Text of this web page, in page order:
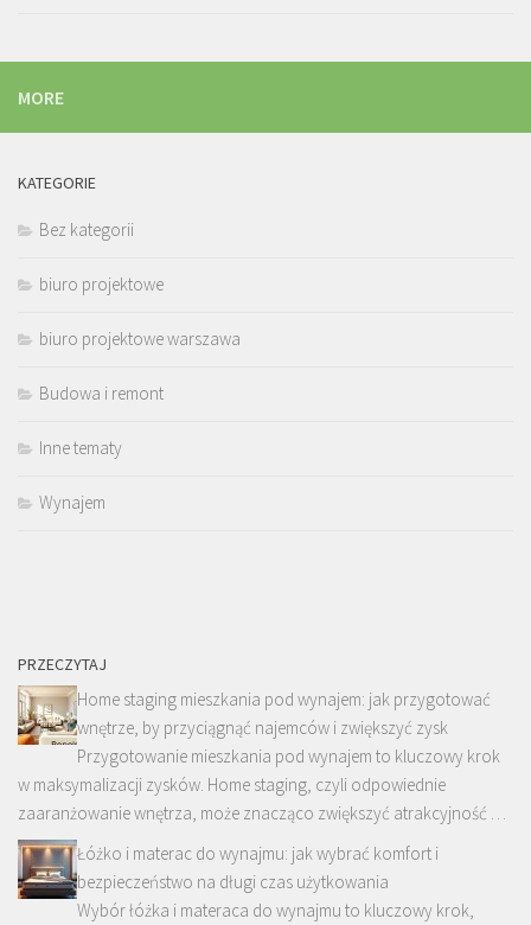
MORE
KATEGORIE
Bez kategorii
biuro projektowe
biuro projektowe warszawa
Budowa i remont
Inne tematy
Wynajem
PRZECZYTAJ
Home staging mieszkania pod wynajem: jak przygotować
wnętrze, by przyciągnąć najemców i zwiększyć zysk
Przygotowanie mieszkania pod wynajem to kluczowy krok
w maksymalizacji zysków. Home staging, czyli odpowiednie
zaaranżowanie wnętrza, może znacząco zwiększyć atrakcyjność …
Łóżko i materac do wynajmu: jak wybrać komfort i
bezpieczeństwo na długi czas użytkowania
Wybór łóżka i materaca do wynajmu to kluczowy krok,